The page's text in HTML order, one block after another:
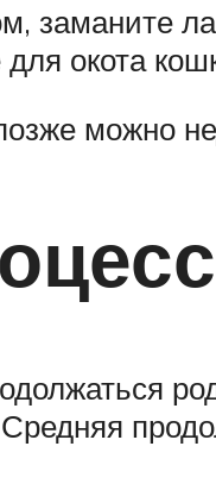
заманите
окота
можно